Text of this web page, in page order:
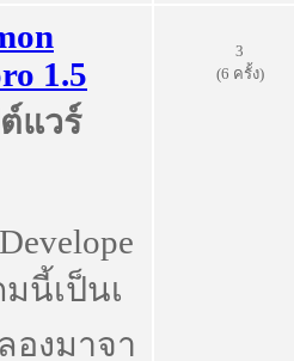
1.5
มนี้เป็นเ
องมาจา
3
(6 ครั้ง)